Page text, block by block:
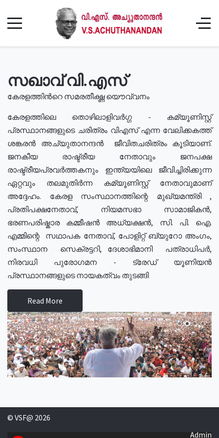
സഖാവ് വി.എസ്
കേരളത്തിൻറെ സമരതീക്ഷ്ണ യൌവ്വനം
കേരളത്തിലെ തൊഴിലാളിവർഗ്ഗ - കമ്യൂണിസ്റ്റ്
പ്രസ്ഥാനങ്ങളുടെ ചരിത്രം വിഎസ് എന്ന വേലിക്കകത്ത്
ശങ്കരൻ അച്യുതാനന്ദൻ ജീവിതചരിത്രം കൂടിയാണ്.
ജനകീയ രാഷ്ട്രീയ നേതാവും ജനപക്ഷ
രാഷ്ട്രീയപ്രവർത്തകനും ഇന്ത്യയിലെ ജീവിച്ചിരിക്കുന്ന
ഏറ്റവും തലമുതിർന്ന കമ്യൂണിസ്റ്റ് നേതാവുമാണ്
അദ്ദേഹം. കേരള സംസ്ഥാനത്തിന്റെ മുഖ്യമന്ത്രി ,
പ്രതിപക്ഷനേതാവ്, നിയമസഭാ സാമാജികൻ,
ഭരണപരിഷ്കാര കമ്മീഷൻ അധ്യക്ഷൻ, സി. പി. ഐ.
എമ്മിന്റെ സഥാപക നേതാവ്, പോളിറ്റ് ബ്യുറോ അംഗം,
സംസ്ഥാന സെക്രട്ടറി, ദേശാഭിമാനി പത്രാധിപർ,
നിരവധി പുരോഗമന - ട്രേഡ് യൂണിയൻ
പ്രസ്ഥാനങ്ങളുടെ നായകത്വം തുടങ്ങി
Read More
© VSF@ 2026
Admin